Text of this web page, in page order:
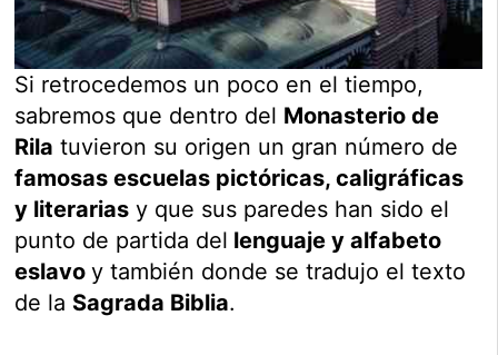
Si retrocedemos un poco en el tiempo,
sabremos que dentro del Monasterio de
Rila tuvieron su origen un gran número de
famosas escuelas pictóricas, caligráficas
y literarias y que sus paredes han sido el
punto de partida del lenguaje y alfabeto
eslavoy también donde se tradujo el texto
de la Sagrada Biblia.